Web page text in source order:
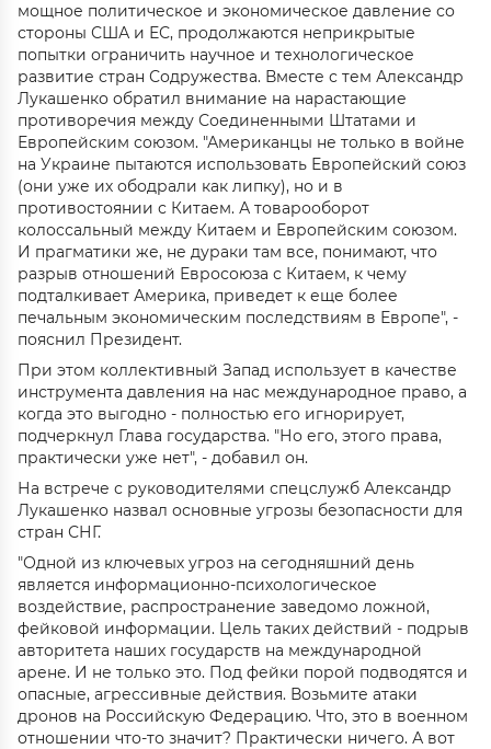
мощное политическое и экономическое давление со
стороны США и ЕС, продолжаются неприкрытые
попытки ограничить научное и технологическое
развитие стран Содружества. Вместе с тем Александр
Лукашенко обратил внимание на нарастающие
противоречия между Соединенными Штатами и
Европейским союзом. "Американцы не только в войне
на Украине пытаются использовать Европейский союз
(они уже их ободрали как липку), но и в
противостоянии с Китаем. А товарооборот
колоссальный между Китаем и Европейским союзом.
И прагматики же, не дураки там все, понимают, что
разрыв отношений Евросоюза с Китаем, к чему
подталкивает Америка, приведет к еще более
печальным экономическим последствиям в Европе", -
пояснил Президент.
При этом коллективный Запад использует в качестве
инструмента давления на нас международное право, а
когда это выгодно - полностью его игнорирует,
подчеркнул Глава государства. "Но его, этого права,
практически уже нет", - добавил он.
На встрече с руководителями спецслужб Александр
Лукашенко назвал основные угрозы безопасности для
стран СНГ.
"Одной из ключевых угроз на сегодняшний день
является информационно-психологическое
воздействие, распространение заведомо ложной,
фейковой информации. Цель таких действий - подрыв
авторитета наших государств на международной
арене. И не только это. Под фейки порой подводятся и
опасные, агрессивные действия. Возьмите атаки
дронов на Российскую Федерацию. Что, это в военном
отношении что-то значит? Практически ничего. А вот